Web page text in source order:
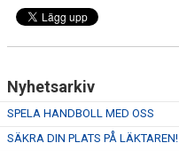
Nyhetsarkiv
SPELA HANDBOLL MED OSS
SÄKRA DIN PLATS PÅ LÄKTAREN!